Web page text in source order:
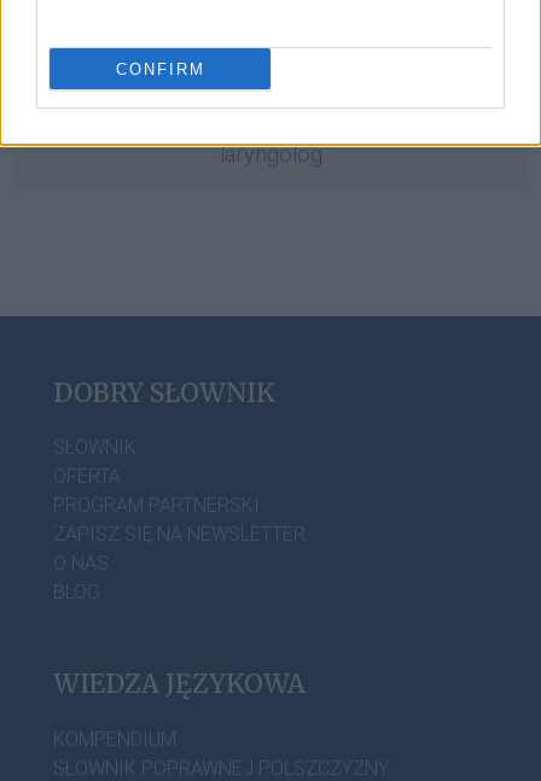
CONFIRM
laryngolog
DOBRY SŁOWNIK
SŁOWNIK
OFERTA
PROGRAM PARTNERSKI
ZAPISZ SIĘ NA NEWSLETTER
O NAS
BLOG
WIEDZA JĘZYKOWA
KOMPENDIUM
SŁOWNIK POPRAWNEJ POLSZCZYZNY